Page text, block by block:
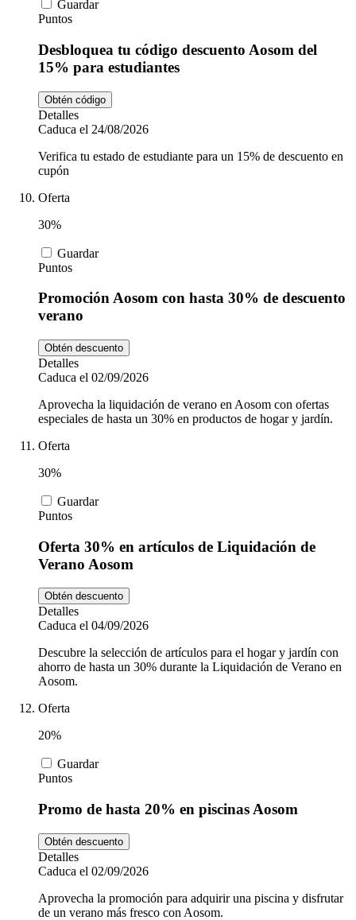
Guardar
Puntos
Desbloquea tu código descuento Aosom del
15% para estudiantes
Obtén código
Detalles
Caduca el 24/08/2026
Verifica tu estado de estudiante para un 15% de descuento en
cupón
Oferta
30%
Guardar
Puntos
Promoción Aosom con hasta 30% de descuento
verano
Obtén descuento
Detalles
Caduca el 02/09/2026
Aprovecha la liquidación de verano en Aosom con ofertas
especiales de hasta un 30% en productos de hogar y jardín.
Oferta
30%
Guardar
Puntos
Oferta 30% en artículos de Liquidación de
Verano Aosom
Obtén descuento
Detalles
Caduca el 04/09/2026
Descubre la selección de artículos para el hogar y jardín con
ahorro de hasta un 30% durante la Liquidación de Verano en
Aosom.
Oferta
20%
Guardar
Puntos
Promo de hasta 20% en piscinas Aosom
Obtén descuento
Detalles
Caduca el 02/09/2026
Aprovecha la promoción para adquirir una piscina y disfrutar
de un verano más fresco con Aosom.